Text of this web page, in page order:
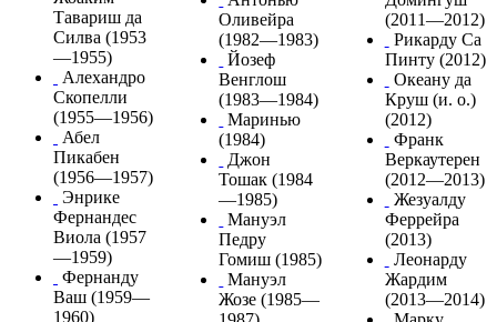
Тавариш да
Силва (1953
—1955)
Алехандро
Скопелли
(1955—1956)
Абел
Пикабен
(1956—1957)
Энрике
Фернандес
Виола (1957
—1959)
Фернанду
Ваш (1959—
1960)
Оливейра
(1982—1983)
Йозеф
Венглош
(1983—1984)
Маринью
(1984)
Джон
Тошак (1984
—1985)
Мануэл
Педру
Гомиш (1985)
Мануэл
Жозе (1985—
(2011—2012)
Рикарду Са
Пинту(2012)
Океану да
Круш(и. о.)
(2012)
Франк
Веркаутерен
(2012—2013)
Жезуалду
Феррейра
(2013)
Леонарду
Жардим
(2013—2014)